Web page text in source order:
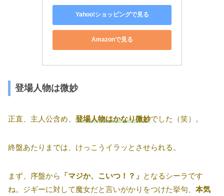
Yahoo!ショッピングで見る
Amazonで見る
登場人物は微妙
正直、主人公含め、 登場人物はかなり微妙でした（笑）。
終盤あたりまでは、けっこうイラッとさせられる。
まず、序盤から 「マジか、こいつ！？」 となるシーラです
ね。ジギーに対して魔女だと言いがかりをつけた挙句、 本気